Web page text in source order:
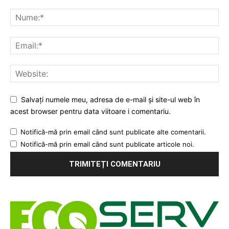
Salvați numele meu, adresa de e-mail și site-ul web în
acest browser pentru data viitoare i comentariu.
Notifică-mă prin email când sunt publicate alte comentarii.
Notifică-mă prin email când sunt publicate articole noi.